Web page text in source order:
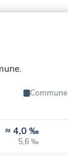
Commune
≈4,0 ‰
5,6 ‰